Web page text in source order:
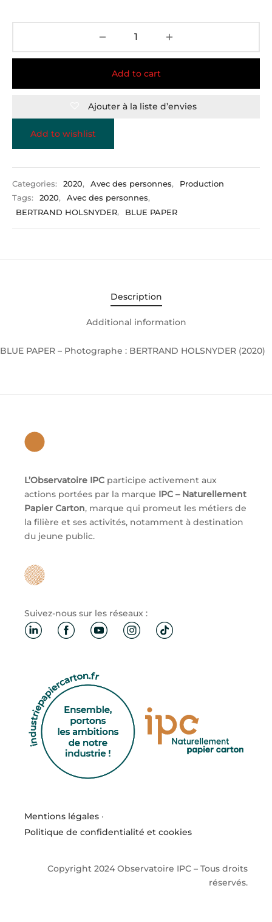
Add to cart
Ajouter à la liste d’envies
Add to wishlist
Categories: 2020, Avec des personnes,
Production
Tags:
2020, Avec des personnes,
BERTRAND HOLSNYDER, BLUE PAPER
Description
Additional information
BLUE PAPER – Photographe : BERTRAND HOLSNYDER (2020)
L’Observatoire IPC participe activement aux
actions portées par la marque IPC – Naturellement
Papier Carton, marque qui promeut les métiers de
la filière et ses activités, notamment à destination
du jeune public.
Suivez-nous sur les réseaux :
Mentions légales ·
Politique de confidentialité et cookies
Copyright 2024 Observatoire IPC – Tous droits
réservés.